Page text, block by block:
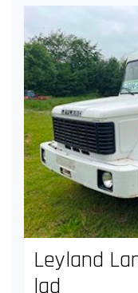
Leyland
lad